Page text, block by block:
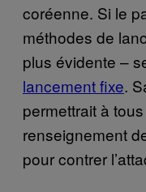
coréenne. Si le
méthodes de
plus évidente –
lancement fixe.
permettrait à
renseignement
pour contrer